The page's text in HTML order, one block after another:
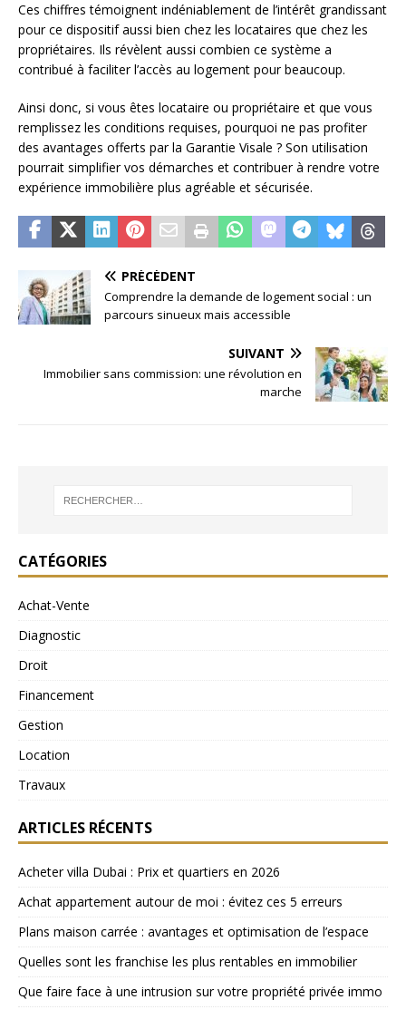
Ces chiffres témoignent indéniablement de l’intérêt grandissant
pour ce dispositif aussi bien chez les locataires que chez les
propriétaires. Ils révèlent aussi combien ce système a
contribué à faciliter l’accès au logement pour beaucoup.
Ainsi donc, si vous êtes locataire ou propriétaire et que vous
remplissez les conditions requises, pourquoi ne pas profiter
des avantages offerts par la Garantie Visale ? Son utilisation
pourrait simplifier vos démarches et contribuer à rendre votre
expérience immobilière plus agréable et sécurisée.
PRÉCÉDENT
Comprendre la demande de logement social : un
parcours sinueux mais accessible
SUIVANT
Immobilier sans commission: une révolution en
marche
CATÉGORIES
Achat-Vente
Diagnostic
Droit
Financement
Gestion
Location
Travaux
ARTICLES RÉCENTS
Acheter villa Dubai : Prix et quartiers en 2026
Achat appartement autour de moi : évitez ces 5 erreurs
Plans maison carrée : avantages et optimisation de l’espace
Quelles sont les franchise les plus rentables en immobilier
Que faire face à une intrusion sur votre propriété privée immo